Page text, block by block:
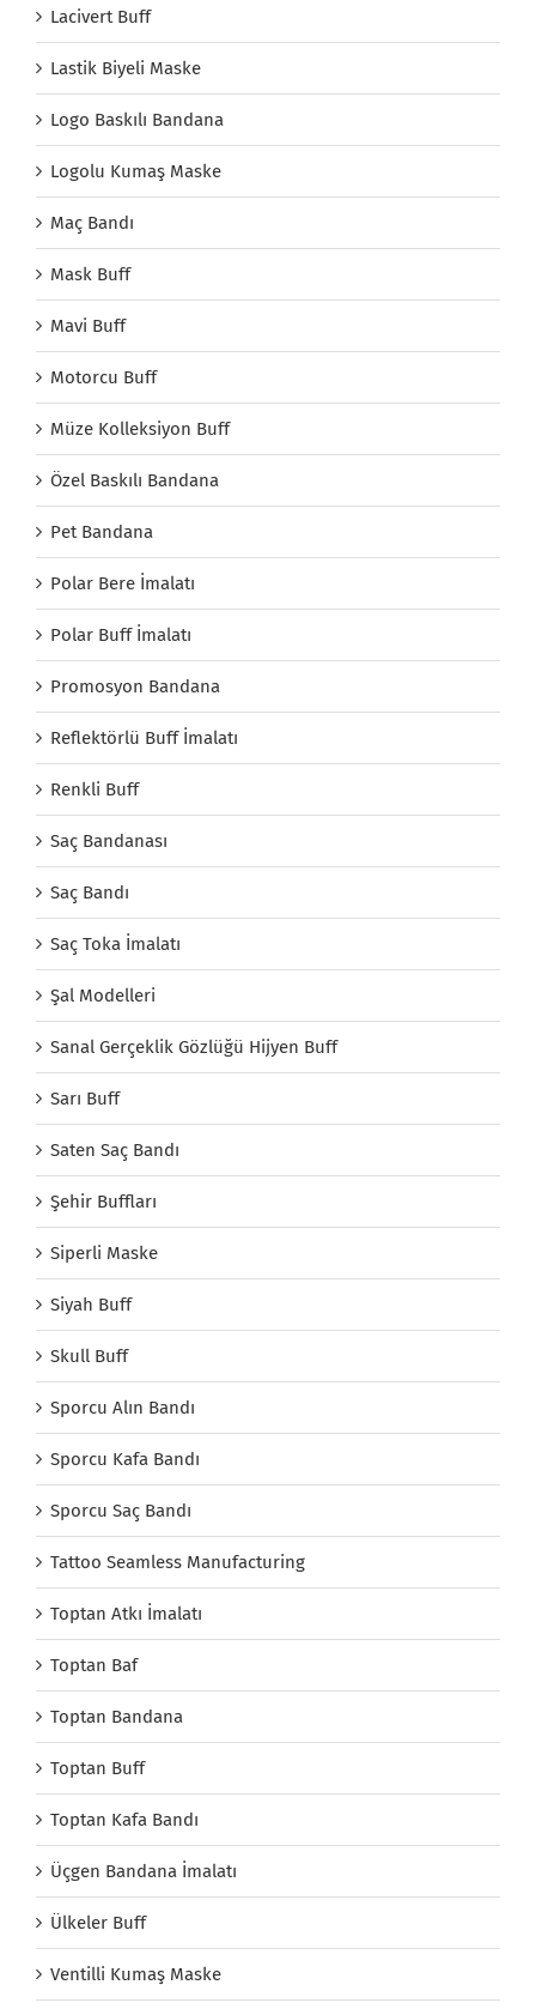
Lacivert Buff
Lastik Biyeli Maske
Logo Baskılı Bandana
Logolu Kumaş Maske
Maç Bandı
Mask Buff
Mavi Buff
Motorcu Buff
Müze Kolleksiyon Buff
Özel Baskılı Bandana
Pet Bandana
Polar Bere İmalatı
Polar Buff İmalatı
Promosyon Bandana
Reflektörlü Buff İmalatı
Renkli Buff
Saç Bandanası
Saç Bandı
Saç Toka İmalatı
Şal Modelleri
Sanal Gerçeklik Gözlüğü Hijyen Buff
Sarı Buff
Saten Saç Bandı
Şehir Buffları
Siperli Maske
Siyah Buff
Skull Buff
Sporcu Alın Bandı
Sporcu Kafa Bandı
Sporcu Saç Bandı
Tattoo Seamless Manufacturing
Toptan Atkı İmalatı
Toptan Baf
Toptan Bandana
Toptan Buff
Toptan Kafa Bandı
Üçgen Bandana İmalatı
Ülkeler Buff
Ventilli Kumaş Maske